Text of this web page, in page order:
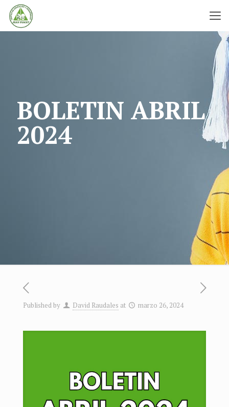
BOLETIN ABRIL
2024
Published by David Raudales at marzo 26, 2024